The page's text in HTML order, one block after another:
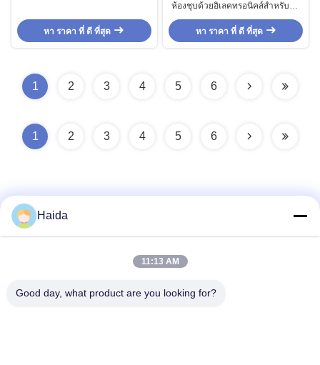
หา ราคา ที่ ดี ที่สุด
ห้องชุบด้วยอิเลคทรอนิคส์สำหรับผู้ที่
มีอายุการใช้งานยาวนาน / Industrial
หา ราคา ที่ ดี ที่สุด
1 2 3 4 5 6
1 2 3 4 5 6
ที่อยู่
Haida
11:13 AM
Good day, what product are you looking for?